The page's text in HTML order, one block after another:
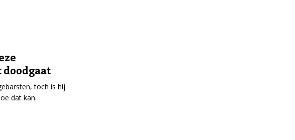
doodgaat
toch is hij
dat kan.